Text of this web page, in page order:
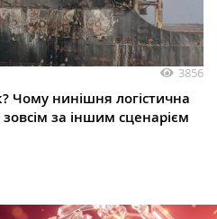
3856
Чому нинішня логістична
за іншим сценарієм